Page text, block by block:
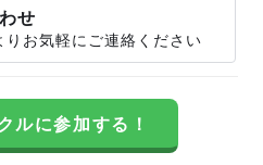
せ
お気軽にご連絡ください
ルに参加する！